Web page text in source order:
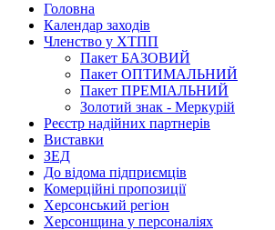
Головна
Календар заходів
Членство у ХТПП
Пакет БАЗОВИЙ
Пакет ОПТИМАЛЬНИЙ
Пакет ПРЕМІАЛЬНИЙ
Золотий знак - Меркурій
Реєстр надійних партнерів
Виставки
ЗЕД
До відома підприємців
Комерційні пропозиції
Херсонський регіон
Херсонщина у персоналіях